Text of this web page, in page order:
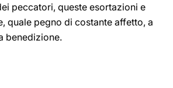
peccatori, queste esortazioni e
quale pegno di costante affetto, a
benedizione.